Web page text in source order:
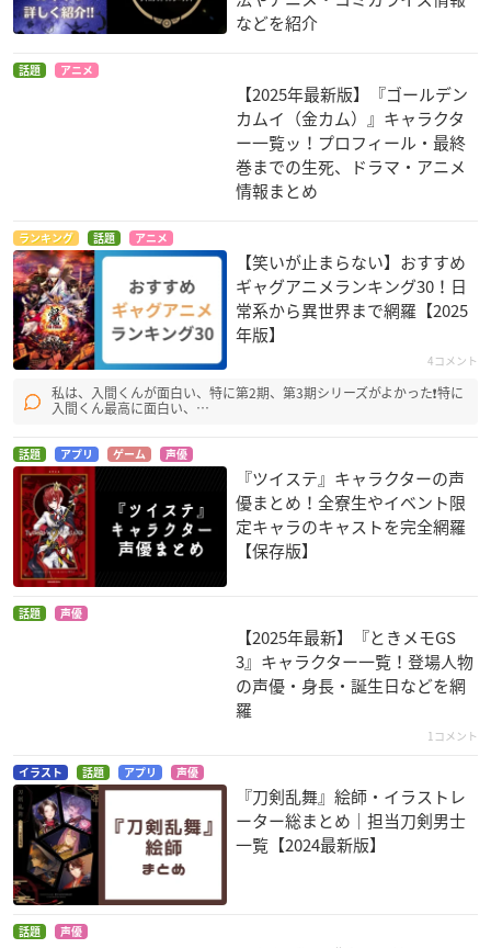
NORN9 ノルン+ノネ
ット
室星ロン
新妹魔王の契約者 B
URST
学戦都市アスタリス
ク
ディルク・エーベル
影鰐-KAGEWANI-
番場宗介
S
女
鶴川秀明
坂田銀時
ダイヤのA ‐SECON
D SEASON‐
乾憲剛
などを紹介
話題 アニメ
【2025年最新版】『ゴールデン
カムイ（金カム）』キャラクタ
ー一覧ッ！プロフィール・最終
巻までの生死、ドラマ・アニメ
情報まとめ
ランキング 話題 アニメ
【笑いが止まらない】おすすめ
ギャグアニメランキング30！日
常系から異世界まで網羅【2025
年版】
4コメント
私は、入間くんが面白い、特に第2期、第3期シリーズがよかった❗特に
入間くん最高に面白い、…
話題 アプリ ゲーム 声優
『ツイステ』キャラクターの声
優まとめ！全寮生やイベント限
定キャラのキャストを完全網羅
【保存版】
話題 声優
【2025年最新】『ときメモGS
3』キャラクター一覧！登場人物
の声優・身長・誕生日などを網
羅
1コメント
イラスト 話題 アプリ 声優
『刀剣乱舞』絵師・イラストレ
ーター総まとめ｜担当刀剣男士
一覧【2024最新版】
話題 声優